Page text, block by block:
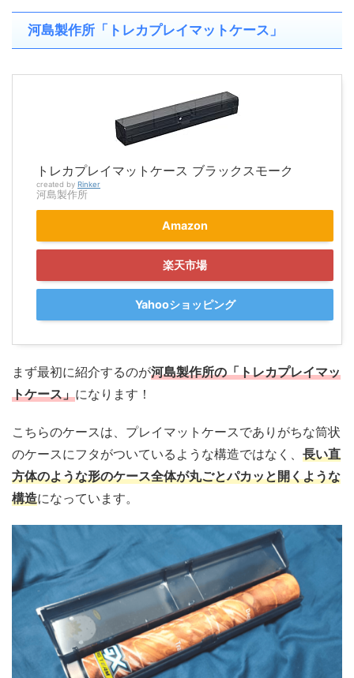
河島製作所「トレカプレイマットケース」
トレカプレイマットケース ブラックスモーク
created by Rinker
河島製作所
Amazon
楽天市場
Yahooショッピング
まず最初に紹介するのが河島製作所の「トレカプレイマッ
トケース」になります！
こちらのケースは、プレイマットケースでありがちな筒状
のケースにフタがついているような構造ではなく、 長い直
方体のような形のケース全体が丸ごとパカッと開くような
構造になっています。